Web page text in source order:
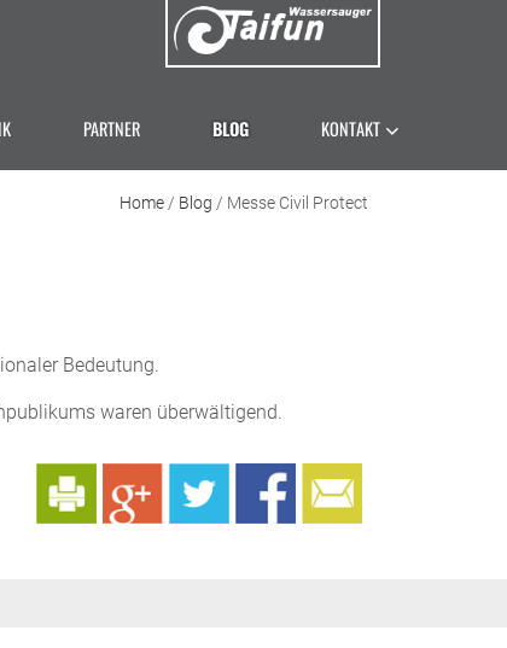
PARTNER BLOG KONTAKT
Home/ Blog / Messe Civil Protect
Bedeutung.
waren überwältigend.